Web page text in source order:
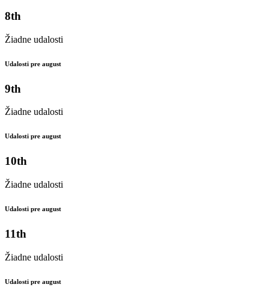
8th
Žiadne udalosti
Udalosti pre august
9th
Žiadne udalosti
Udalosti pre august
10th
Žiadne udalosti
Udalosti pre august
11th
Žiadne udalosti
Udalosti pre august